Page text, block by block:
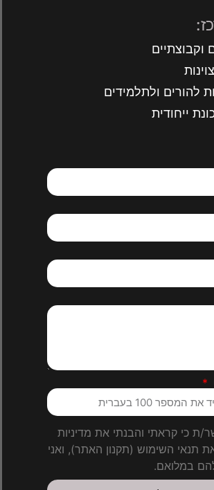
וקבוצתיים
להורים ולתלמידים
ייחודית
ת כי קראתי והבנתי את מדיניות
תנאי השימוש (תקנון האתר), ואני
במלואם.